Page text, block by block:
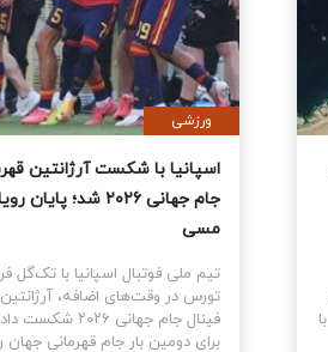
سیاسی
قرارگاه مرکزی خاتم الانبیا:
تنگه هرمز با اقتدار کامل اعمال
می‌شود
قرارگاه مرکزی خاتم الانبیا در
آورده است: مدیریت تنگه هرمز
نیروهای مسلح جمهوری اسلامی
اقتدار کامل اعمال می‌شود.